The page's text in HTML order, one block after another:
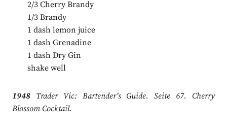
2/3 Cherry Brandy
1/3 Brandy
1 dash lemon juice
1 dash Grenadine
1 dash Dry Gin
shake well
1948Trader Vic: Bartender’s Guide. Seite 67. Cherry
Blossom Cocktail.